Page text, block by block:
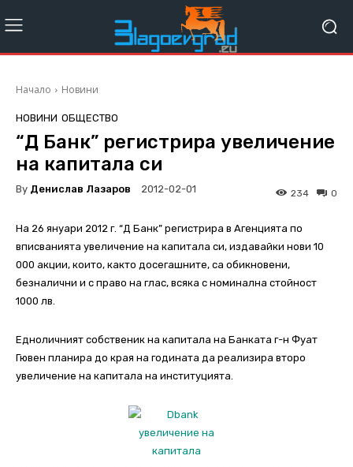
Начало Новини
НОВИНИ ОБЩЕСТВО
“Д Банк” регистрира увеличение
на капитала си
By Денислав Лазаров 2012-02-01 0
234
На 26 януари 2012 г. “Д Банк” регистрира в Агенцията по
вписванията увеличение на капитала си, издавайки нови 10
000 акции, които, както досегашните, са обикновени,
безналични и с право на глас, всяка с номинална стойност
1000 лв.
Едноличният собственик на капитала на Банката г-н Фуат
Гювен планира до края на годината да реализира второ
увеличение на капитала на институцията.